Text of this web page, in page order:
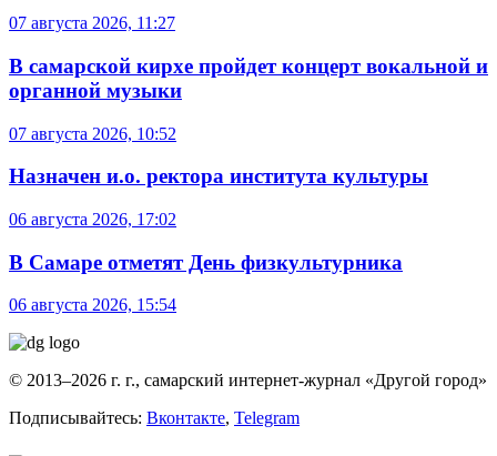
07 августа 2026, 11:27
В самарской кирхе пройдет концерт вокальной и
органной музыки
07 августа 2026, 10:52
Назначен и.о. ректора института культуры
06 августа 2026, 17:02
В Самаре отметят День физкультурника
06 августа 2026, 15:54
© 2013–2026 г. г., самарский интернет-журнал «Другой город»
Подписывайтесь: Вконтакте, Telegram